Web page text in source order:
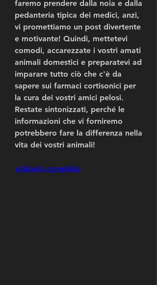
faremo prendere dalla noia e dalla
pedanteria tipica dei medici, anzi,
vi promettiamo un post divertente
e motivante! Quindi, mettetevi
comodi, accarezzate i vostri amati
animali domestici e preparatevi ad
imparare tutto ciò che c'è da
sapere sui farmaci cortisonici per
la cura dei vostri amici pelosi.
Restate sintonizzati, perché le
informazioni che vi forniremo
potrebbero fare la differenza nella
vita dei vostri animali!
articolo completo